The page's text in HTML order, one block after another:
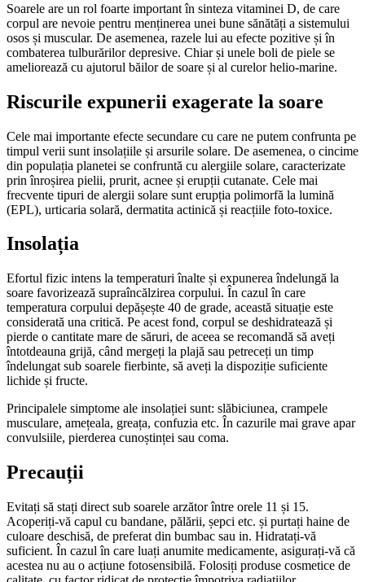
Soarele are un rol foarte important în sinteza vitaminei D, de care
corpul are nevoie pentru menținerea unei bune sănătăți a sistemului
osos și muscular. De asemenea, razele lui au efecte pozitive și în
combaterea tulburărilor depresive. Chiar și unele boli de piele se
ameliorează cu ajutorul băilor de soare și al curelor helio-marine.
Riscurile expunerii exagerate la soare
Cele mai importante efecte secundare cu care ne putem confrunta pe
timpul verii sunt insolațiile și arsurile solare. De asemenea, o cincime
din populația planetei se confruntă cu alergiile solare, caracterizate
prin înroșirea pielii, prurit, acnee și erupții cutanate. Cele mai
frecvente tipuri de alergii solare sunt erupția polimorfă la lumină
(EPL), urticaria solară, dermatita actinică și reacțiile foto-toxice.
Insolația
Efortul fizic intens la temperaturi înalte și expunerea îndelungă la
soare favorizează supraîncălzirea corpului. În cazul în care
temperatura corpului depășește 40 de grade, această situație este
considerată una critică. Pe acest fond, corpul se deshidratează și
pierde o cantitate mare de săruri, de aceea se recomandă să aveți
întotdeauna grijă, când mergeți la plajă sau petreceți un timp
îndelungat sub soarele fierbinte, să aveți la dispoziție suficiente
lichide și fructe.
Principalele simptome ale insolației sunt: slăbiciunea, crampele
musculare, amețeala, greața, confuzia etc. În cazurile mai grave apar
convulsiile, pierderea cunoștinței sau coma.
Precauții
Evitați să stați direct sub soarele arzător între orele 11 și 15.
Acoperiți-vă capul cu bandane, pălării, șepci etc. și purtați haine de
culoare deschisă, de preferat din bumbac sau in. Hidratați-vă
suficient. În cazul în care luați anumite medicamente, asigurați-vă că
acestea nu au o acțiune fotosensibilă. Folosiți produse cosmetice de